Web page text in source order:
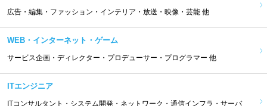
広告・編集・ファッション・インテリア・放送・映像・芸能 他
WEB・インターネット・ゲーム
サービス企画・ディレクター・プロデューサー・プログラマー 他
ITエンジニア
ITコンサルタント・システム開発・ネットワーク・通信インフラ・サーバ